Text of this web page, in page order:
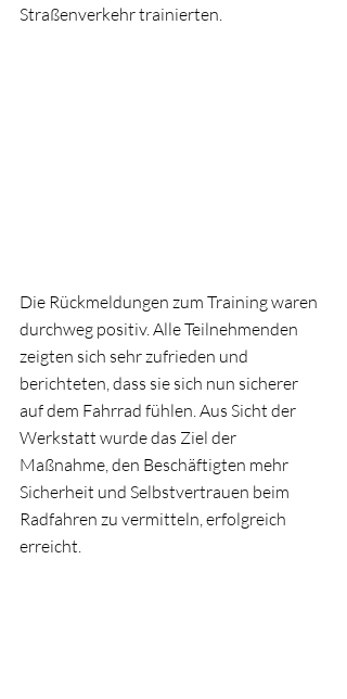
Straßenverkehr trainierten.
Die Rückmeldungen zum Training waren
durchweg positiv. Alle Teilnehmenden
zeigten sich sehr zufrieden und
berichteten, dass sie sich nun sicherer
auf dem Fahrrad fühlen. Aus Sicht der
Werkstatt wurde das Ziel der
Maßnahme, den Beschäftigten mehr
Sicherheit und Selbstvertrauen beim
Radfahren zu vermitteln, erfolgreich
erreicht.